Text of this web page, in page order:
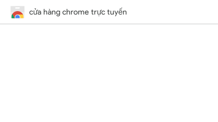
cửa hàng chrome trực tuyến